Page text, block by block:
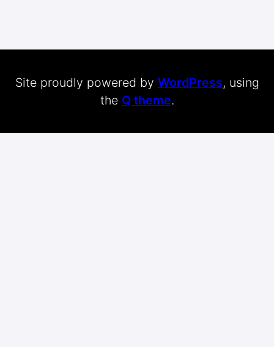
Site proudly powered by WordPress, using
the Q theme.